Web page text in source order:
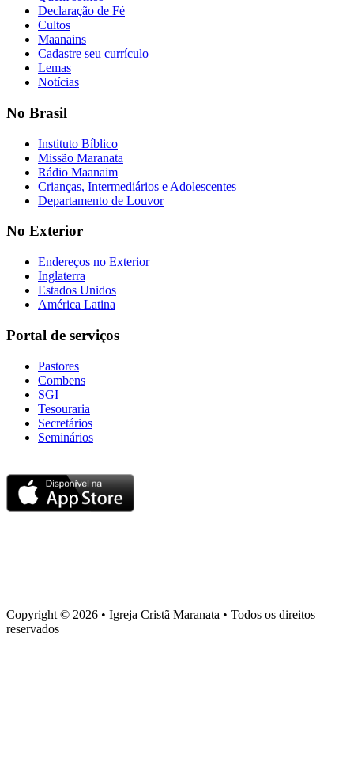
Declaração de Fé
Cultos
Maanains
Cadastre seu currículo
Lemas
Notícias
No Brasil
Instituto Bíblico
Missão Maranata
Rádio Maanaim
Crianças, Intermediários e Adolescentes
Departamento de Louvor
No Exterior
Endereços no Exterior
Inglaterra
Estados Unidos
América Latina
Portal de serviços
Pastores
Combens
SGI
Tesouraria
Secretários
Seminários
Copyright © 2026 • Igreja Cristã Maranata • Todos os direitos
reservados